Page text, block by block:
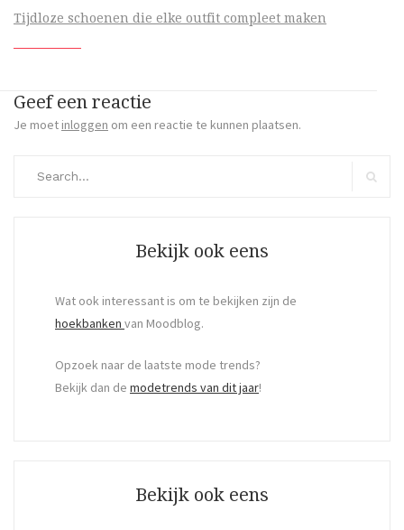
Tijdloze schoenen die elke outfit compleet maken
Geef een reactie
Je moet inloggen om een reactie te kunnen plaatsen.
Bekijk ook eens
Wat ook interessant is om te bekijken zijn de
hoekbanken van Moodblog.
Opzoek naar de laatste mode trends?
Bekijk dan de modetrends van dit jaar!
Bekijk ook eens